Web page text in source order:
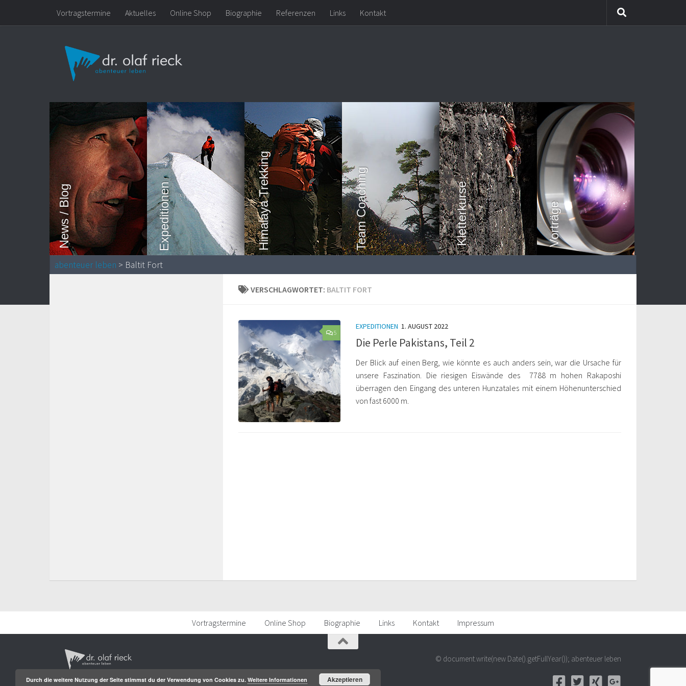
Zum Inhalt springen
Vortragstermine Aktuelles Online Shop Biographie Referenzen Links Kontakt
News / Blog Expeditionen Himalaya Trekking Team Coaching Kletterkurse Vorträge
abenteuer leben > Baltit Fort
VERSCHLAGWORTET: BALTIT FORT
5
EXPEDITIONEN 1. AUGUST 2022
Die Perle Pakistans, Teil 2
Der Blick auf einen Berg, wie könnte es auch anders sein, war die Ursache für
unsere Faszination. Die riesigen Eiswände des 7788 m hohen Rakaposhi
überragen den Eingang des unteren Hunzatales mit einem Höhenunterschied
von fast 6000 m.
Vortragstermine Online Shop Biographie Links Kontakt Impressum
© document.write(new Date().getFullYear()); abenteuer leben
Durch die weitere Nutzung der Seite stimmst du der Verwendung von Cookies zu. Weitere Informationen Akzeptieren